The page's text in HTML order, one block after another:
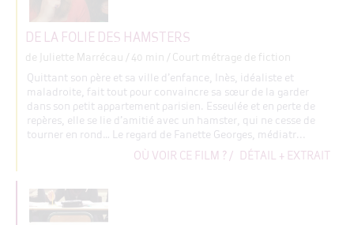
DE LA FOLIE DES HAMSTERS
de Juliette Marrécau / 40 min / Court métrage de fiction
Quittant son père et sa ville d’enfance, Inès, idéaliste et
maladroite, fait tout pour convaincre sa sœur de la garder
dans son petit appartement parisien. Esseulée et en perte de
repères, elle se lie d’amitié avec un hamster, qui ne cesse de
tourner en rond… Le regard de Fanette Georges, médiatr...
OÙ VOIR CE FILM ? / DÉTAIL + EXTRAIT